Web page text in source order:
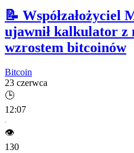
📝 Współzałożyciel
ujawnił kalkulator z
wzrostem bitcoinów
Bitcoin
23 czerwca
🕒
12:07
👁️
130